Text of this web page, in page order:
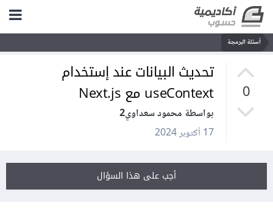
أسئلة البرمجة
0
تحديث البيانات عند إستخدام
useContext مع Next.js
بواسطة محمود سعداوي2
17 أكتوبر 2024
أجب على هذا السؤال